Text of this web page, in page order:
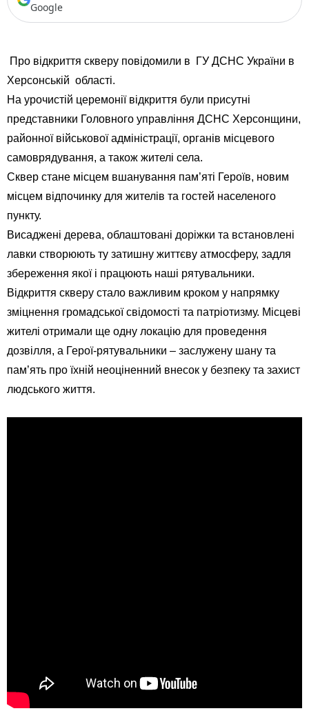
Google
Про відкриття скверу повідомили в ГУ ДСНС України в
Херсонській області.
На урочистій церемонії відкриття були присутні
представники Головного управління ДСНС Херсонщини,
районної військової адміністрації, органів місцевого
самоврядування, а також жителі села.
Сквер стане місцем вшанування пам’яті Героїв, новим
місцем відпочинку для жителів та гостей населеного
пункту.
Висаджені дерева, облаштовані доріжки та встановлені
лавки створюють ту затишну життєву атмосферу, задля
збереження якої і працюють наші рятувальники.
Відкриття скверу стало важливим кроком у напрямку
зміцнення громадської свідомості та патріотизму. Місцеві
жителі отримали ще одну локацію для проведення
дозвілля, а Герої-рятувальники – заслужену шану та
пам’ять про їхній неоціненний внесок у безпеку та захист
людського життя.